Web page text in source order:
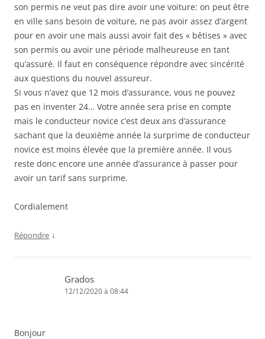
son permis ne veut pas dire avoir une voiture: on peut être
en ville sans besoin de voiture, ne pas avoir assez d’argent
pour en avoir une mais aussi avoir fait des « bêtises » avec
son permis ou avoir une période malheureuse en tant
qu’assuré. Il faut en conséquence répondre avec sincérité
aux questions du nouvel assureur.
Si vous n’avez que 12 mois d’assurance, vous ne pouvez
pas en inventer 24… Votre année sera prise en compte
mais le conducteur novice c’est deux ans d’assurance
sachant que la deuxième année la surprime de conducteur
novice est moins élevée que la première année. Il vous
reste donc encore une année d’assurance à passer pour
avoir un tarif sans surprime.
Cordialement
Répondre ↓
Grados
12/12/2020 à 08:44
Bonjour